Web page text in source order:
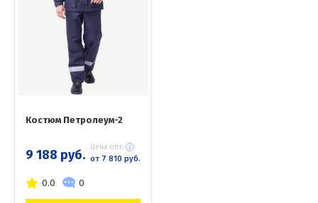
Костюм Петролеум-2
9 188 руб. Цена опт:
от 7 810 руб.
0.0 0